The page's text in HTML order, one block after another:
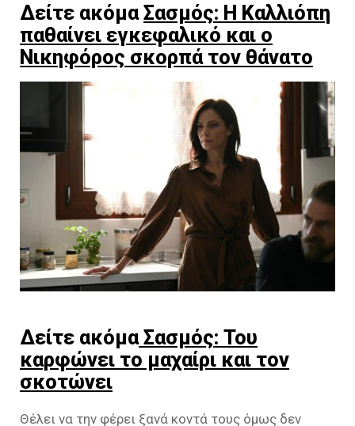
Δείτε ακόμαΣασμός: Η Καλλιόπη
παθαίνει εγκεφαλικό και ο
Νικηφόρος σκορπά τον θάνατο
Δείτε ακόμαΣασμός: Του
καρφώνει το μαχαίρι και τον
σκοτώνει
Θέλει να την φέρει ξανά κοντά τους όμως δεν